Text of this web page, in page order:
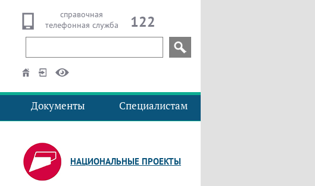
справочная
телефонная служба
122
Документы Специалистам
НАЦИОНАЛЬНЫЕ ПРОЕКТЫ